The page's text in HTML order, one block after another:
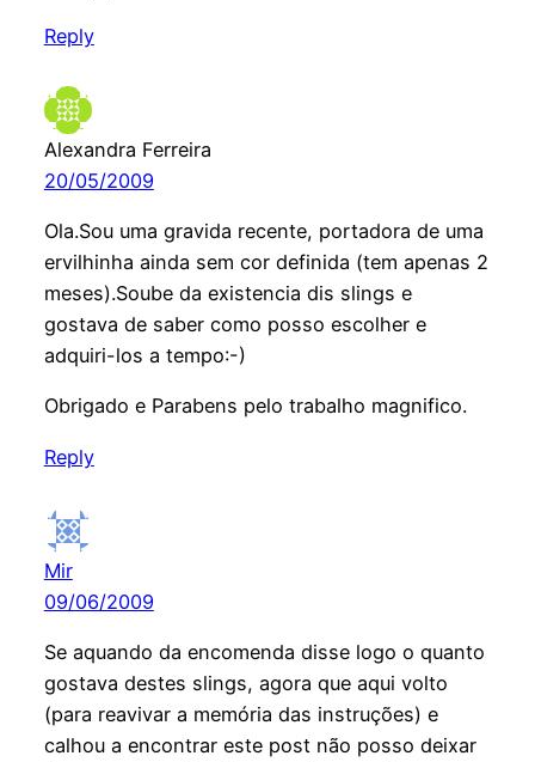
Reply
Alexandra Ferreira
20/05/2009
Ola.Sou uma gravida recente, portadora de uma
ervilhinha ainda sem cor definida (tem apenas 2
meses).Soube da existencia dis slings e
gostava de saber como posso escolher e
adquiri-los a tempo:-)
Obrigado e Parabens pelo trabalho magnifico.
Reply
Mir
09/06/2009
Se aquando da encomenda disse logo o quanto
gostava destes slings, agora que aqui volto
(para reavivar a memória das instruções) e
calhou a encontrar este post não posso deixar